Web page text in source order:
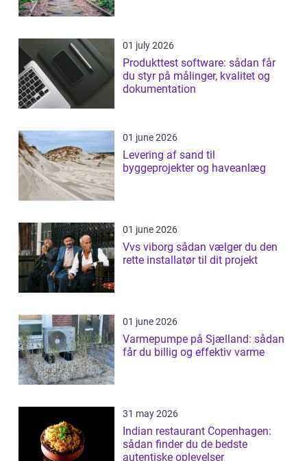
01 july 2026
Produkttest software: sådan får
du styr på målinger, kvalitet og
dokumentation
01 june 2026
Levering af sand til
byggeprojekter og haveanlæg
01 june 2026
Vvs viborg sådan vælger du den
rette installatør til dit projekt
01 june 2026
Varmepumpe på Sjælland: sådan
får du billig og effektiv varme
31 may 2026
Indian restaurant Copenhagen:
sådan finder du de bedste
autentiske oplevelser